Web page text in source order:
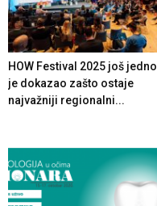
HOW Festival 2025 još
je dokazao zašto ostaje
najvažniji regionalni...